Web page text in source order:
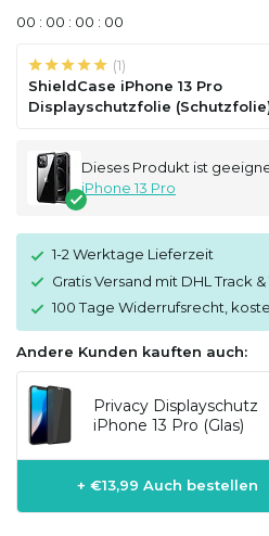
00 : 00 : 00 : 00
(1)
ShieldCase iPhone 13 Pro
Displayschutzfolie
Dieses Produkt ist
iPhone 13 Pro
1-2 Werktage Lieferzeit
Gratis Versand mit DHL Track &
100 Tage Widerrufsrecht,
Andere Kunden kauften auch:
Privacy Displayschutz
iPhone 13 Pro (Glas)
+ €13,99 Auch bestellen